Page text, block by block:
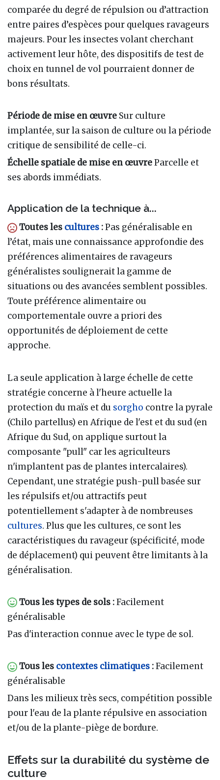
comparée du degré de répulsion ou d’attraction
entre paires d’espèces pour quelques ravageurs
majeurs. Pour les insectes volant cherchant
activement leur hôte, des dispositifs de test de
choix en tunnel de vol pourraient donner de
bons résultats.
Période de mise en œuvre Sur culture
implantée, sur la saison de culture ou la période
critique de sensibilité de celle-ci.
Échelle spatiale de mise en œuvreParcelle et
ses abords immédiats.
Application de la technique à...
Toutes les cultures :Pas généralisable en
l’état, mais une connaissance approfondie des
préférences alimentaires de ravageurs
généralistes soulignerait la gamme de
situations ou des avancées semblent possibles.
Toute préférence alimentaire ou
comportementale ouvre a priori des
opportunités de déploiement de cette
approche.
La seule application à large échelle de cette
stratégie concerne à l'heure actuelle la
protection du maïs et du sorgho contre la pyrale
(Chilo partellus) en Afrique de l'est et du sud (en
Afrique du Sud, on applique surtout la
composante "pull" car les agriculteurs
n'implantent pas de plantes intercalaires).
Cependant, une stratégie push-pull basée sur
les répulsifs et/ou attractifs peut
potentiellement s'adapter à de nombreuses
cultures. Plus que les cultures, ce sont les
caractéristiques du ravageur (spécificité, mode
de déplacement) qui peuvent être limitants à la
généralisation.
Tous les types de sols :Facilement
généralisable
Pas d'interaction connue avec le type de sol.
Tous les contextes climatiques :Facilement
généralisable
Dans les milieux très secs, compétition possible
pour l'eau de la plante répulsive en association
et/ou de la plante-piège de bordure.
Effets sur la durabilité du système de
culture